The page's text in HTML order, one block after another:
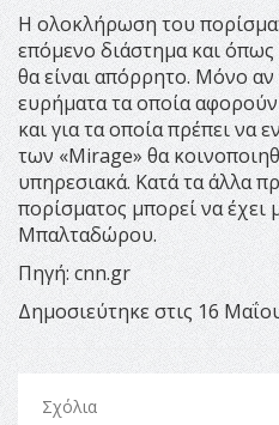
Η ολοκλήρωση του
επόμενο διάστημα και
θα είναι απόρρητο. Μόνο
ευρήματα τα οποία
και για τα οποία πρέπει να
των «Mirage» θα
υπηρεσιακά. Κατά τα άλλα
πορίσματος μπορεί να
Μπαλταδώρου.
Πηγή: cnn.gr
Δημοσιεύτηκε στις 16
Σχόλια